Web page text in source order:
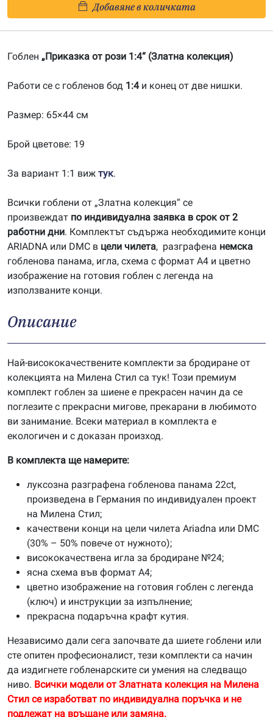
от
рози
20130946
Добавяне в количката
Гоблен „Приказка от рози 1:4“ (Златна колекция)
Работи се с гобленов бод 1:4и конец от две нишки.
Размер: 65×44 см
Брой цветове: 19
За вариант 1:1 виж тук.
Всички гоблени от „Златна колекция“ се
произвеждат по индивидуална заявка в срок от 2
работни дни. Комплектът съдържа необходимите конци
ARIADNA или DMC в цели чилета, разграфена немска
гобленова панама, игла, схема с формат А4 и цветно
изображение на готовия гоблен с легенда на
използваните конци.
Описание
Най-висококачествените комплекти за бродиране от
колекцията на Милена Стил са тук! Този премиум
комплект гоблен за шиене е прекрасен начин да се
поглезите с прекрасни мигове, прекарани в любимото
ви занимание. Всеки материал в комплекта е
екологичен и с доказан произход.
В комплекта ще намерите:
луксозна разграфена гобленова панама 22ct,
произведена в Германия по индивидуален проект
на Милена Стил;
качествени конци на цели чилета Ariadna или DMC
(30% – 50% повече от нужното);
висококачествена игла за бродиране №24;
ясна схема във формат А4;
цветно изображение на готовия гоблен с легенда
(ключ) и инструкции за изпълнение;
прекрасна подаръчна крафт кутия.
Независимо дали сега започвате да шиете гоблени или
сте опитен професионалист, тези комплекти са начин
да издигнете гобленарските си умения на следващо
ниво. Всички модели от Златната колекция на Милена
Стил се изработват по индивидуална поръчка и не
подлежат на връщане или замяна.